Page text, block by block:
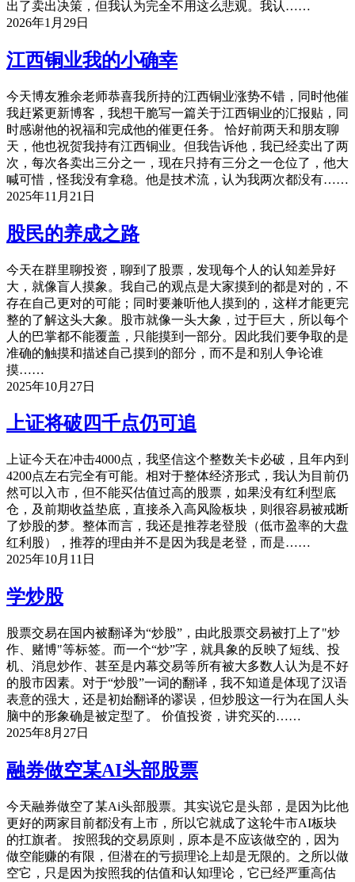
出了卖出决策，但我认为完全不用这么悲观。我认……
2026年1月29日
江西铜业我的小确幸
今天博友雅余老师恭喜我所持的江西铜业涨势不错，同时他催
我赶紧更新博客，我想干脆写一篇关于江西铜业的汇报贴，同
时感谢他的祝福和完成他的催更任务。 恰好前两天和朋友聊
天，他也祝贺我持有江西铜业。但我告诉他，我已经卖出了两
次，每次各卖出三分之一，现在只持有三分之一仓位了，他大
喊可惜，怪我没有拿稳。他是技术流，认为我两次都没有……
2025年11月21日
股民的养成之路
今天在群里聊投资，聊到了股票，发现每个人的认知差异好
大，就像盲人摸象。我自己的观点是大家摸到的都是对的，不
存在自己更对的可能；同时要兼听他人摸到的，这样才能更完
整的了解这头大象。股市就像一头大象，过于巨大，所以每个
人的巴掌都不能覆盖，只能摸到一部分。因此我们要争取的是
准确的触摸和描述自己摸到的部分，而不是和别人争论谁
摸……
2025年10月27日
上证将破四千点仍可追
上证今天在冲击4000点，我坚信这个整数关卡必破，且年内到
4200点左右完全有可能。相对于整体经济形式，我认为目前仍
然可以入市，但不能买估值过高的股票，如果没有红利型底
仓，及前期收益垫底，直接杀入高风险板块，则很容易被戒断
了炒股的梦。整体而言，我还是推荐老登股（低市盈率的大盘
红利股），推荐的理由并不是因为我是老登，而是……
2025年10月11日
学炒股
股票交易在国内被翻译为“炒股”，由此股票交易被打上了"炒
作、赌博"等标签。而一个“炒”字，就具象的反映了短线、投
机、消息炒作、甚至是内幕交易等所有被大多数人认为是不好
的股市因素。对于“炒股”一词的翻译，我不知道是体现了汉语
表意的强大，还是初始翻译的谬误，但炒股这一行为在国人头
脑中的形象确是被定型了。 价值投资，讲究买的……
2025年8月27日
融券做空某AI头部股票
今天融券做空了某Ai头部股票。其实说它是头部，是因为比他
更好的两家目前都没有上市，所以它就成了这轮牛市AI板块
的扛旗者。 按照我的交易原则，原本是不应该做空的，因为
做空能赚的有限，但潜在的亏损理论上却是无限的。之所以做
空它，只是因为按照我的估值和认知理论，它已经严重高估